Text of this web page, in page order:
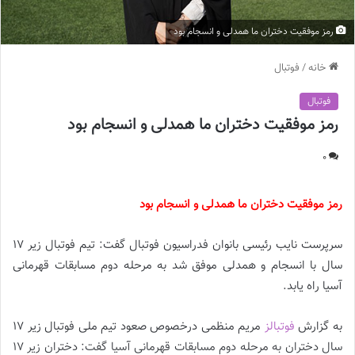
رمز موفقیت دختران ما همدلی و انسجام بود
خانه/ فوتبال
فوتبال
رمز موفقیت دختران ما همدلی و انسجام بود
0
رمز موفقیت دختران ما همدلی و انسجام بود
سرپرست نایب رئیسی بانوان فدراسیون فوتبال گفت: تیم فوتبال زیر ۱۷
سال با انسجام و همدلی موفق شد به مرحله دوم مسابقات قهرمانی
آسیا راه یابد.
به گزارش فوتبالز
مریم منظمی درخصوص صعود تیم ملی فوتبال زیر 17
سال دختران به مرحله دوم مسابقات قهرمانی آسیا گفت: دختران زیر 17